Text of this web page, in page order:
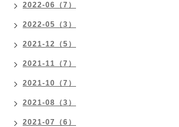
2022-06（7）
2022-05（3）
2021-12（5）
2021-11（7）
2021-10（7）
2021-08（3）
2021-07（6）